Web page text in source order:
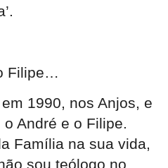
Filipe…
1990, nos Anjos, e
André e o Filipe.
Família na sua vida,
sou teólogo no